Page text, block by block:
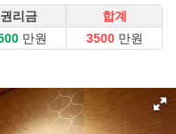
권리금
합계
만원 만원